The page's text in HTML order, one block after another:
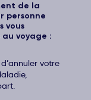
de la
personne
vous
voyage :
votre